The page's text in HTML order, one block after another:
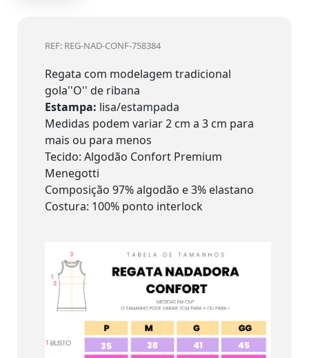
REF: REG-NAD-CONF-758384
Regata com modelagem tradicional
gola''O'' de ribana
Estampa: lisa/estampada
Medidas podem variar 2 cm a 3 cm para
mais ou para menos
Tecido: Algodão Confort Premium
Menegotti
Composição 97% algodão e 3% elastano
Costura: 100% ponto interlock